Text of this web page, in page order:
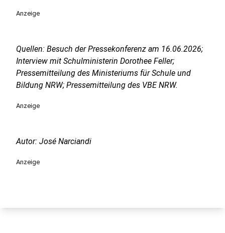
Anzeige
Quellen: Besuch der Pressekonferenz am 16.06.2026;
Interview mit Schulministerin Dorothee Feller;
Pressemitteilung des Ministeriums für Schule und
Bildung NRW; Pressemitteilung des VBE NRW.
Anzeige
Autor: José Narciandi
Anzeige